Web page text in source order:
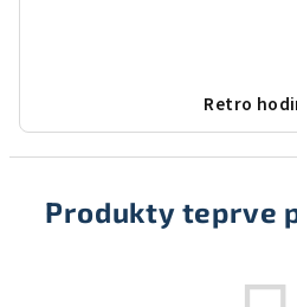
Retro
Produkty teprve